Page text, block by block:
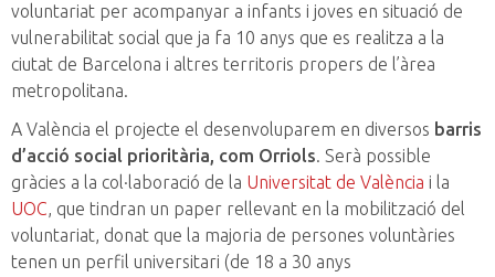
voluntariat per acompanyar a infants i joves en situació de
vulnerabilitat social que ja fa 10 anys que es realitza a la
ciutat de Barcelona i altres territoris propers de l’àrea
metropolitana.
A València el projecte el desenvoluparem en diversos barris
d’acció social prioritària, com Orriols. Serà possible
gràcies a la col·laboració de la Universitat de València i la
UOC, que tindran un paper rellevant en la mobilització del
voluntariat, donat que la majoria de persones voluntàries
tenen un perfil universitari (de 18 a 30 anys